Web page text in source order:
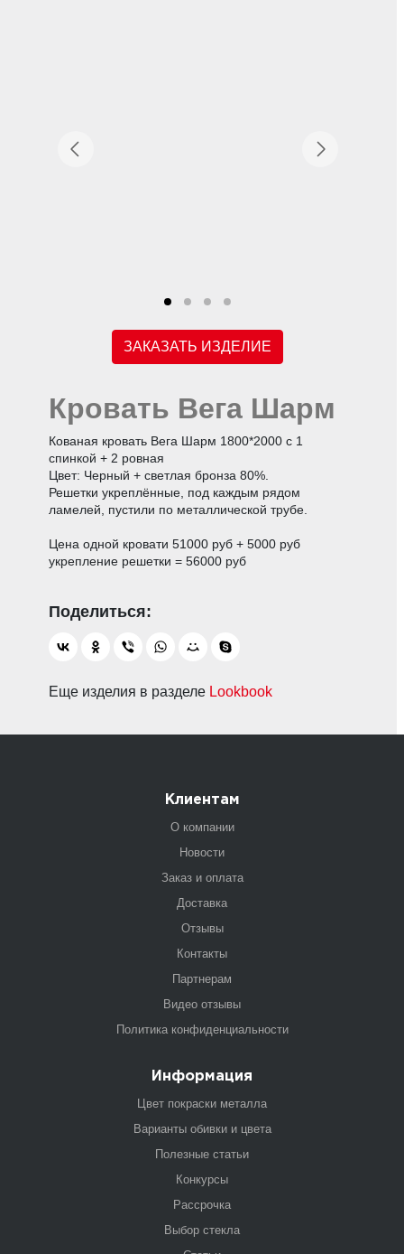
ЗАКАЗАТЬ ИЗДЕЛИЕ
Кровать Вега Шарм
Кованая кровать Вега Шарм 1800*2000 с 1
спинкой + 2 ровная
Цвет: Черный + светлая бронза 80%.
Решетки укреплённые, под каждым рядом
ламелей, пустили по металлической трубе.
Цена одной кровати 51000 руб + 5000 руб
укрепление решетки = 56000 руб
Еще изделия в разделе Lookbook
Клиентам
О компании
Новости
Заказ и оплата
Доставка
Отзывы
Контакты
Партнерам
Видео отзывы
Политика конфиденциальности
Информация
Цвет покраски металла
Варианты обивки и цвета
Полезные статьи
Конкурсы
Рассрочка
Выбор стекла